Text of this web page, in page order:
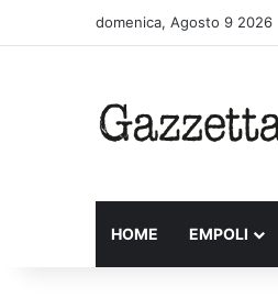
domenica, Agosto 9 2026
HOME EMPOLI